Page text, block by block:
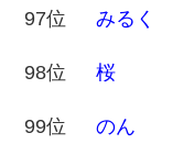
97位 みるく
98位 桜
99位 のん